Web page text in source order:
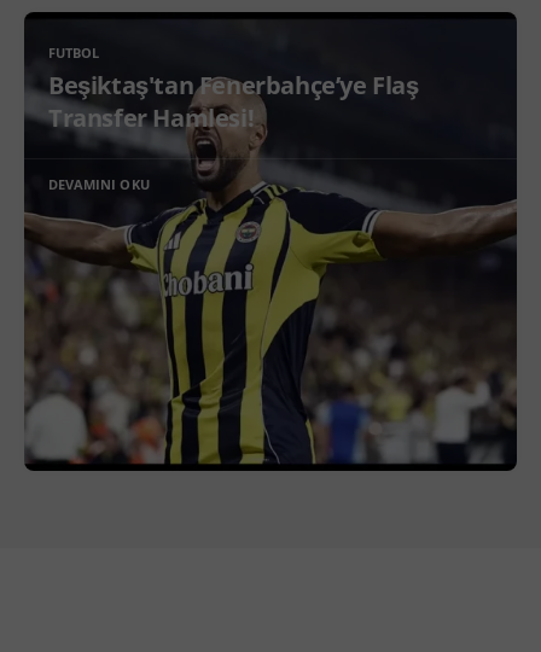
FUTBOL
Beşiktaş'tan Fenerbahçe’ye Flaş
Transfer Hamlesi!
DEVAMINI OKU